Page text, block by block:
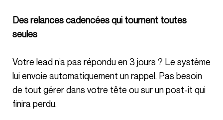
Des relances cadencées qui tournent toutes
seules
Votre lead n’a pas répondu en 3 jours ? Le système
lui envoie automatiquement un rappel. Pas besoin
de tout gérer dans votre tête ou sur un post-it qui
finira perdu.